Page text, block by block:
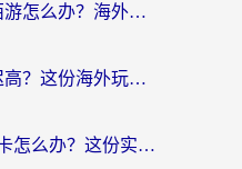
在柬埔寨打不开梦幻西游怎么办？海外玩家国服游戏加速终极指南
国外打欢乐斗地主延迟高？这份海外玩家国服游戏加速指南帮你解决卡顿烦恼
非洲玩剑网3指尖江湖卡怎么办？这份实测有效的国服游戏加速指南请收好